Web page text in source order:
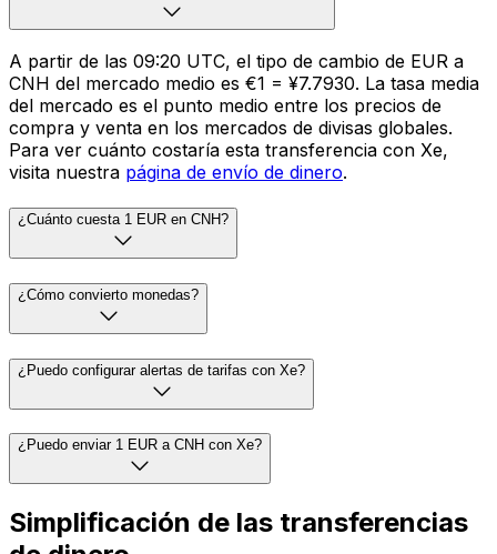
A partir de las 09:20 UTC, el tipo de cambio de EUR a
CNH del mercado medio es €1 = ¥7.7930. La tasa media
del mercado es el punto medio entre los precios de
compra y venta en los mercados de divisas globales.
Para ver cuánto costaría esta transferencia con Xe,
visita nuestra página de envío de dinero.
¿Cuánto cuesta 1 EUR en CNH?
¿Cómo convierto monedas?
¿Puedo configurar alertas de tarifas con Xe?
¿Puedo enviar 1 EUR a CNH con Xe?
Simplificación de las transferencias